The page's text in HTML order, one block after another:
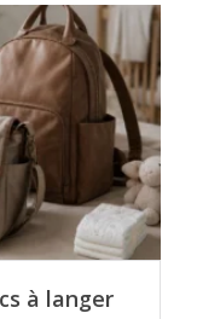
à langer